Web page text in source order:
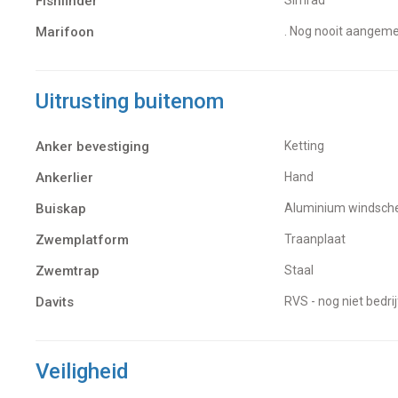
Marifoon . Nog nooit
Uitrusting buitenom
Anker bevestiging Ketting
Ankerlier Hand
Buiskap aluminium
Zwemplatform Traanplaat
Zwemtrap Staal
Davits RVS - nog niet
Veiligheid